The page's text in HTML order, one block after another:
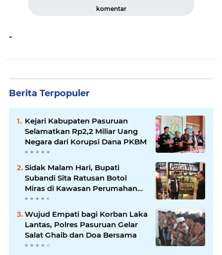
komentar
-
Berita Terpopuler
Kejari Kabupaten Pasuruan
Selamatkan Rp2,2 Miliar Uang
Negara dari Korupsi Dana PKBM
Sidak Malam Hari, Bupati
Subandi Sita Ratusan Botol
Miras di Kawasan Perumahan
Sidoarjo
Wujud Empati bagi Korban Laka
Lantas, Polres Pasuruan Gelar
Salat Ghaib dan Doa Bersama